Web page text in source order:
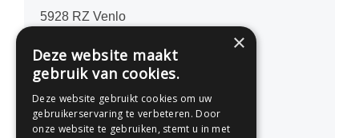
5928 RZ Venlo
077 - 741 07 41
info@drukwerkonline.nl
×
Deze website maakt
gebruik van cookies.
Deze website gebruikt cookies om uw
gebruikerservaring te verbeteren. Door
onze website te gebruiken, stemt u in met